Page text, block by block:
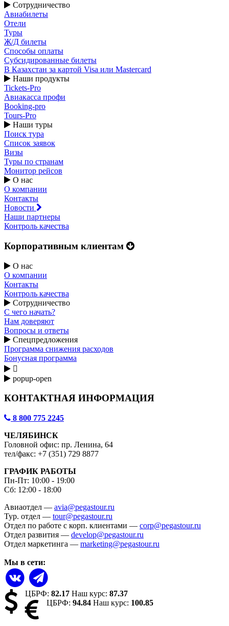
Сотрудничество
Авиабилеты
Отели
Туры
Ж/Д билеты
Способы оплаты
Субсидированные билеты
В Казахстан за картой Visa или Masterсard
Наши продукты
Tickets-Pro
Авиакасса профи
Booking-pro
Tours-Pro
Наши туры
Поиск тура
Список заявок
Визы
Туры по странам
Монитор рейсов
О нас
О компании
Контакты
Новости
Наши партнеры
Контроль качества
Корпоративным клиентам
О нас
О компании
Контакты
Контроль качества
Сотрудничество
С чего начать?
Нам доверяют
Вопросы и ответы
Спецпредложения
Программа снижения расходов
Бонусная программа

popup-open
КОНТАКТНАЯ ИНФОРМАЦИЯ
8 800 775 2245
ЧЕЛЯБИНСК
Головной офис: пр. Ленина, 64
тел/факс: +7 (351) 729 8877
ГРАФИК РАБОТЫ
Пн-Пт: 10:00 - 19:00
Сб: 12:00 - 18:00
Авиаотдел — avia@pegastour.ru
Тур. отдел — tour@pegastour.ru
Отдел по работе с корп. клиентами — corp@pegastour.ru
Отдел развития — develop@pegastour.ru
Отдел маркетинга — marketing@pegastour.ru
Мы в сети:
ЦБРФ:82.17 Наш курс:87.37
ЦБРФ: 94.84 Наш курс: 100.85